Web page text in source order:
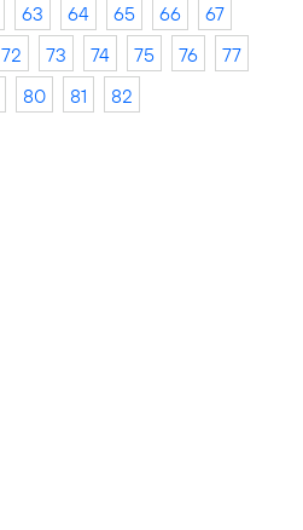
63 64 65 66
67
72 73 74 75 76
77
80 81 82